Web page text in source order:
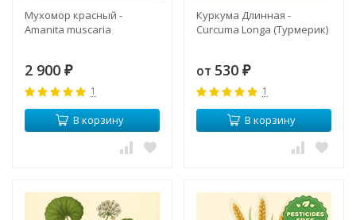
Мухомор красный -
Amanita muscaria
2 900 ₽
1
В корзину
Куркума Длинная -
Curcuma Longa (Турмерик)
от 530 ₽
1
В корзину